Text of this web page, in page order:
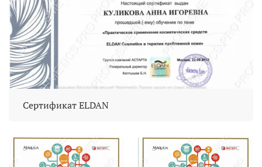
Сертификат ELDAN